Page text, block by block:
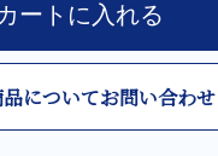
ートに入れる
品についてお問い合わせ